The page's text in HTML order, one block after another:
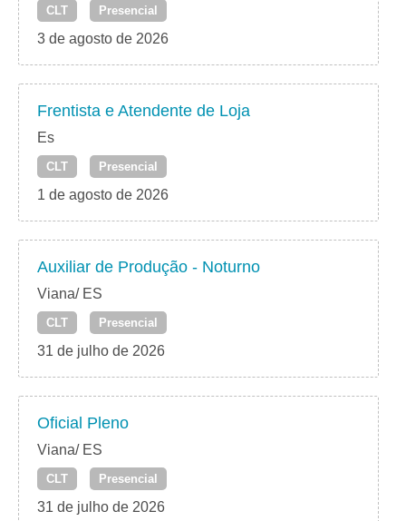
CLT Presencial
3 de agosto de 2026
Frentista e Atendente de Loja
Es
CLT Presencial
1 de agosto de 2026
Auxiliar de Produção - Noturno
Viana/ ES
CLT Presencial
31 de julho de 2026
Oficial Pleno
Viana/ ES
CLT Presencial
31 de julho de 2026